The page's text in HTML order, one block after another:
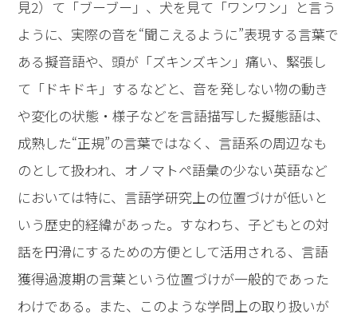
見2）て「ブーブー」、犬を見て「ワンワン」と言う
ように、実際の音を“聞こえるように”表現する言葉で
ある擬音語や、頭が「ズキンズキン」痛い、緊張し
て「ドキドキ」するなどと、音を発しない物の動き
や変化の状態・様子などを言語描写した擬態語は、
成熟した“正規”の言葉ではなく、言語系の周辺なも
のとして扱われ、オノマトペ語彙の少ない英語など
においては特に、言語学研究上の位置づけが低いと
いう歴史的経緯があった。すなわち、子どもとの対
話を円滑にするための方便として活用される、言語
獲得過渡期の言葉という位置づけが一般的であった
わけである。また、このような学問上の取り扱いが